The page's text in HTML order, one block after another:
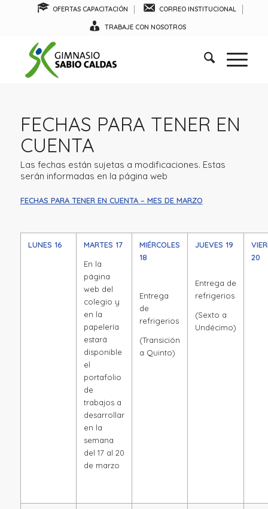
OFERTAS CAPACITACIÓN CORREO INSTITUCIONAL
TRABAJE CON NOSOTROS
FECHAS PARA TENER EN
CUENTA
Las fechas están sujetas a modificaciones. Estas
serán informadas en la página web
FECHAS PARA TENER EN CUENTA – MES DE MARZO
LUNES 16 MARTES 17
En la
página
web del
colegio y
en la
papelería
estará
disponible
el
portafolio
de
trabajos a
desarrollar
en la
semana
del 17 al 20
de marzo
MIÉRCOLES
18
Entrega
de
refrigerios
(Transición
a Quinto)
JUEVES 19
Entrega de
refrigerios
(Sexto a
Undécimo)
20